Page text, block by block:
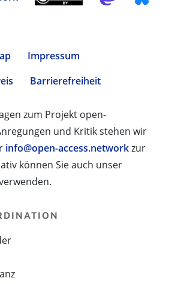
Impressum
Barrierefreiheit
zum Projekt open-
und Kritik stehen wir
info@open-access.networkzur
können Sie auch unser